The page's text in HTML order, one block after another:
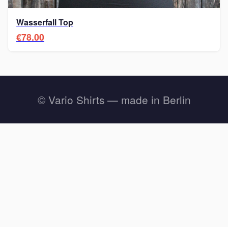
Wasserfall Top
€78.00
© Vario Shirts — made in Berlin